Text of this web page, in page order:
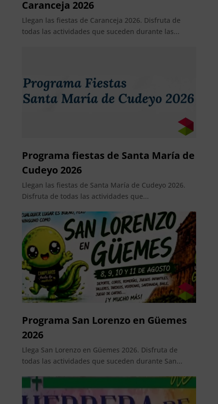
Caranceja 2026
Llegan las fiestas de Caranceja 2026. Disfruta de
todas las actividades que suceden durante las...
Programa fiestas de Santa María de
Cudeyo 2026
Llegan las fiestas de Santa María de Cudeyo 2026.
Disfruta de todas las actividades que...
Programa San Lorenzo en Güemes
2026
Llega San Lorenzo en Güemes 2026. Disfruta de
todas las actividades que suceden durante San...